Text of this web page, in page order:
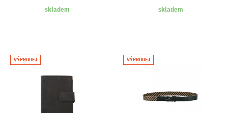
skladem
skladem
VÝPRODEJ VÝPRODEJ